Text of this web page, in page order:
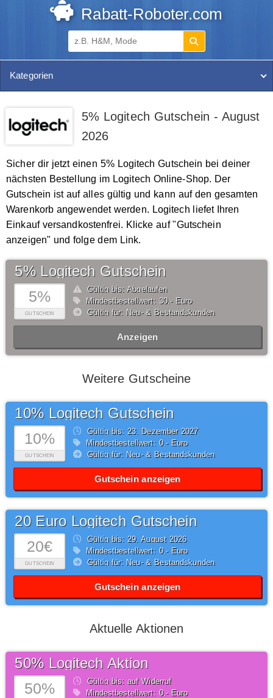
Rabatt-Roboter.com
Kategorien
5% Logitech Gutschein - August
2026
Sicher dir jetzt einen 5% Logitech Gutschein bei deiner
nächsten Bestellung im Logitech Online-Shop. Der
Gutschein ist auf alles gültig und kann auf den gesamten
Warenkorb angewendet werden. Logitech liefet Ihren
Einkauf versandkostenfrei. Klicke auf "Gutschein
anzeigen" und folge dem Link.
5%
GUTSCHEIN
5% Logitech Gutschein
Gültig bis: Abgelaufen
Mindestbestellwert: 30,- Euro
Gültig für: Neu- & Bestandskunden
Anzeigen
Weitere Gutscheine
10%
GUTSCHEIN
10% Logitech Gutschein
Gültig bis: 23. Dezember2027
Mindestbestellwert: 0,- Euro
Gültig für: Neu- & Bestandskunden
Gutschein anzeigen
20€
GUTSCHEIN
20 Euro Logitech Gutschein
Gültig bis: 29.August2026
Mindestbestellwert: 0,- Euro
Gültig für: Neu- & Bestandskunden
Gutschein anzeigen
Aktuelle Aktionen
50%
50% Logitech Aktion
Gültig bis: auf Widerruf
Mindestbestellwert: 0,- Euro